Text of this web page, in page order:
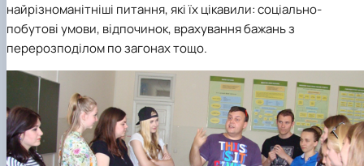
найрізноманітніші питання, які їх цікавили: соціально-
побутові умови, відпочинок, врахування бажань з
перерозподілом по загонах тощо.